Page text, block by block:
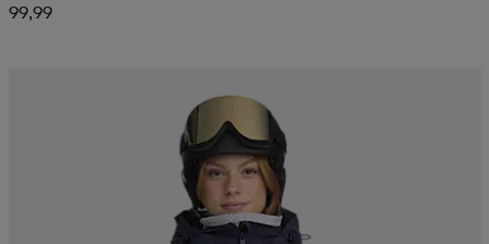
99,99